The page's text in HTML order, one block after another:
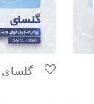
گلسای